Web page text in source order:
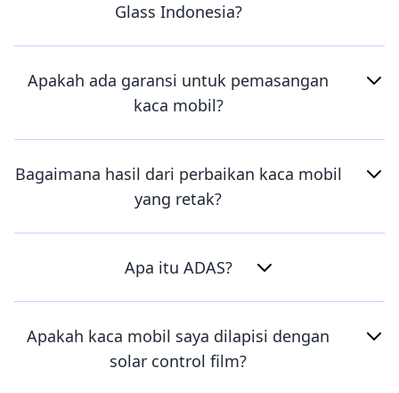
Glass Indonesia?
Apakah ada garansi untuk pemasangan
kaca mobil?
Bagaimana hasil dari perbaikan kaca mobil
yang retak?
Apa itu ADAS?
Apakah kaca mobil saya dilapisi dengan
solar control film?